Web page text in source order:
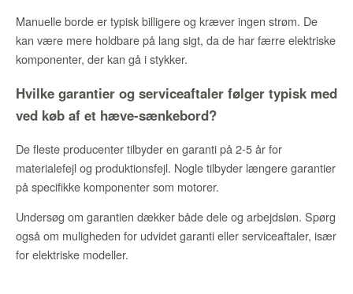
Manuelle borde er typisk billigere og kræver ingen strøm. De
kan være mere holdbare på lang sigt, da de har færre elektriske
komponenter, der kan gå i stykker.
Hvilke garantier og serviceaftaler følger typisk med
ved køb af et hæve-sænkebord?
De fleste producenter tilbyder en garanti på 2-5 år for
materialefejl og produktionsfejl. Nogle tilbyder længere garantier
på specifikke komponenter som motorer.
Undersøg om garantien dækker både dele og arbejdsløn. Spørg
også om muligheden for udvidet garanti eller serviceaftaler, især
for elektriske modeller.